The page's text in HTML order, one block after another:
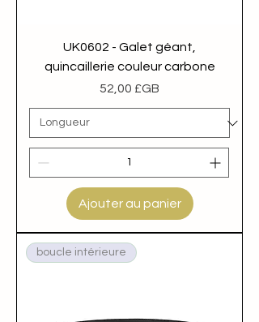
UK0602 - Galet géant,
quincaillerie couleur carbone
Prix
52,00 £GB
Ajouter au panier
boucle intérieure